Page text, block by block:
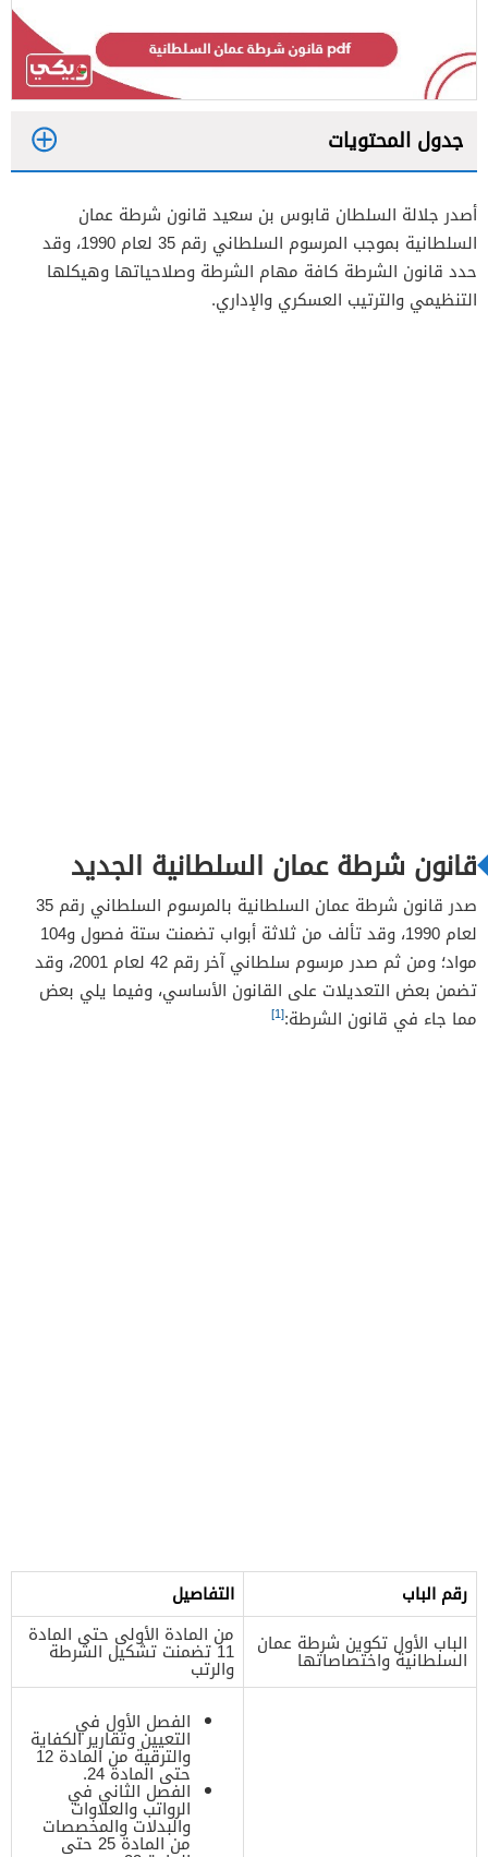
جدول المحتويات
أصدر جلالة السلطان قابوس بن سعيد قانون شرطة عمان
السلطانية بموجب المرسوم السلطاني رقم 35 لعام 1990، وقد
حدد قانون الشرطة كافة مهام الشرطة وصلاحياتها وهيكلها
التنظيمي والترتيب العسكري والإداري.
قانون شرطة عمان السلطانية الجديد
صدر قانون شرطة عمان السلطانية بالمرسوم السلطاني رقم 35
لعام 1990، وقد تألف من ثلاثة أبواب تضمنت ستة فصول و104
مواد؛ ومن ثم صدر مرسوم سلطاني آخر رقم 42 لعام 2001، وقد
تضمن بعض التعديلات على القانون الأساسي، وفيما يلي بعض
مما جاء في قانون الشرطة:[1]
رقم الباب
التفاصيل
الباب الأول تكوين شرطة عمان
السلطانية واختصاصاتها
من المادة الأولى حتى المادة
11 تضمنت تشكيل الشرطة
والرتب
الفصل الأول في
التعيين وتقارير الكفاية
والترقية من المادة 12
حتى المادة 24.
الفصل الثاني في
الرواتب والعلاوات
والبدلات والمخصصات
من المادة 25 حتى